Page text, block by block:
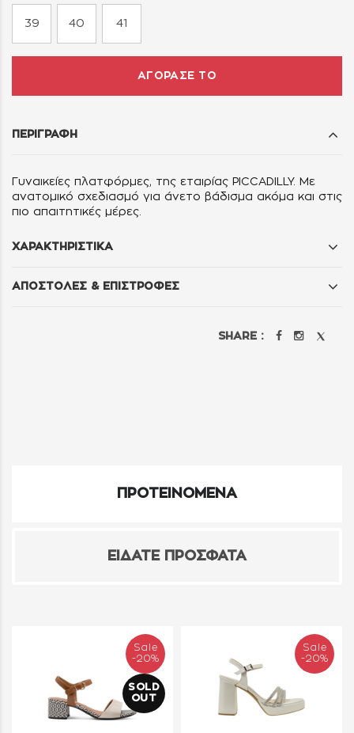
39 40 41
ΑΓΟΡΑΣΕ ΤΟ
ΠΕΡΙΓΡΑΦΗ
Γυναικείες πλατφόρμες, της εταιρίας PICCADILLY. Με
ανατομικό σχεδιασμό για άνετο βάδισμα ακόμα και στις
πιο απαιτητικές μέρες.
ΧΑΡΑΚΤΗΡΙΣΤΙΚΑ
ΑΠΟΣΤΟΛΕΣ & ΕΠΙΣΤΡΟΦΕΣ
SHARE :
ΠΡΟΤΕΙΝΟΜΕΝΑ
ΕΙΔΑΤΕ ΠΡΟΣΦΑΤΑ
Sale
-20%
SOLD
OUT
Sale
-20%